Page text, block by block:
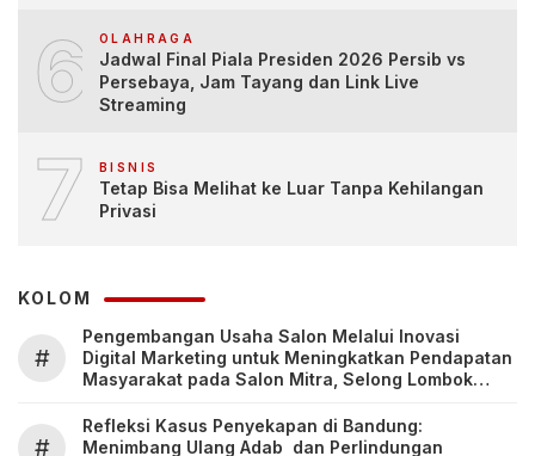
6 OLAHRAGA
Jadwal Final Piala Presiden 2026 Persib vs
Persebaya, Jam Tayang dan Link Live
Streaming
7 BISNIS
Tetap Bisa Melihat ke Luar Tanpa Kehilangan
Privasi
KOLOM
#
Pengembangan Usaha Salon Melalui Inovasi
Digital Marketing untuk Meningkatkan Pendapatan
Masyarakat pada Salon Mitra, Selong Lombok
#
Refleksi Kasus Penyekapan di Bandung:
Menimbang Ulang Adab dan Perlindungan